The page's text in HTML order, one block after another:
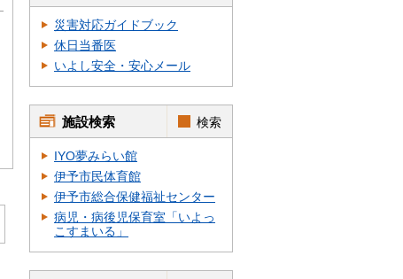
災害対応ガイドブック
休日当番医
いよし安全・安心メール
施設検索 検索
IYO夢みらい館
伊予市民体育館
伊予市総合保健福祉センター
病児・病後児保育室「いよっ
こすまいる」